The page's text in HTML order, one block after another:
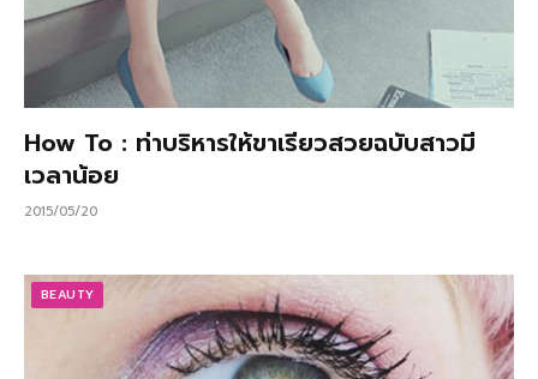
How To : ท่าบริหารให้ขาเรียวสวยฉบับสาวมี
เวลาน้อย
2015/05/20
BEAUTY